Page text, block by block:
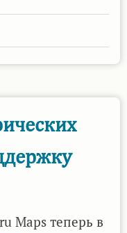
Maps теперь в